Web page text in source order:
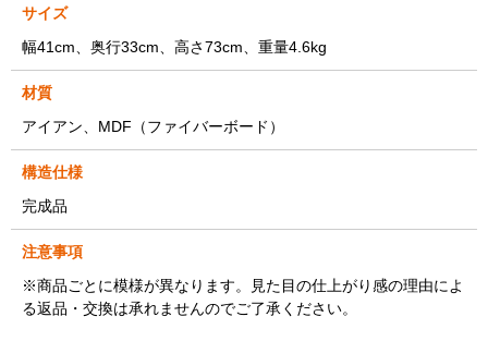
サイズ
幅41cm、奥行33cm、高さ73cm、重量4.6kg
材質
アイアン、MDF（ファイバーボード）
構造仕様
完成品
注意事項
※商品ごとに模様が異なります。見た目の仕上がり感の理由によ
る返品・交換は承れませんのでご了承ください。